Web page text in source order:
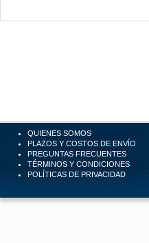
QUIENES SOMOS
PLAZOS Y COSTOS DE ENVÍO
PREGUNTAS FRECUENTES
TÉRMINOS Y CONDICIONES
POLÍTICAS DE PRIVACIDAD